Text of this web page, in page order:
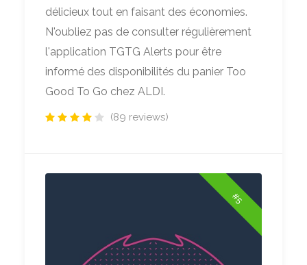
délicieux tout en faisant des économies.
N'oubliez pas de consulter régulièrement
l'application TGTG Alerts pour être
informé des disponibilités du panier Too
Good To Go chez ALDI.
(89 reviews)
#5